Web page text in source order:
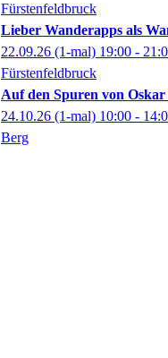
Fürstenfeldbruck
Lieber Wanderapps als
22.09.26 (1-mal) 19:00 -
Fürstenfeldbruck
Auf den Spuren von
24.10.26 (1-mal) 10:00 -
Berg